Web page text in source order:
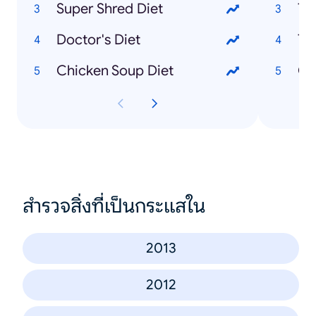
Super Shred Diet
Doctor's Diet
Chicken Soup Diet
สำรวจสิ่งที่เป็นกระแสใน
2013
2012